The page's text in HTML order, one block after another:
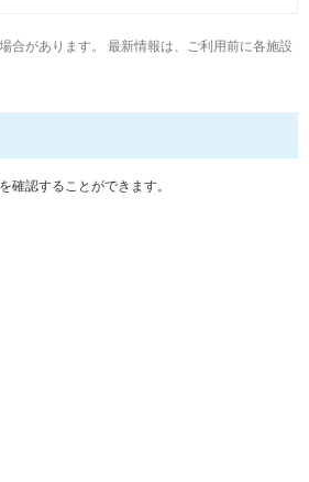
合があります。 最新情報は、ご利用前に各施設
確認することができます。